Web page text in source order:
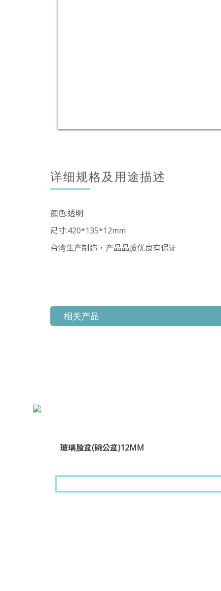
详细规格及用途描述
颜色:透明
尺寸:420*135*12mm
台湾生产制造，产品品质优良有保证
相关产品
玻璃脸盆(碗公盆)12MM